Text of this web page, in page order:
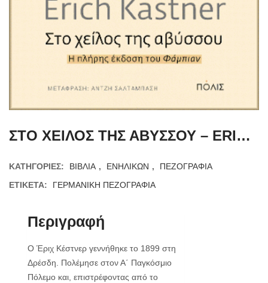
ΣΤΟ ΧΕΙΛΟΣ ΤΗΣ ΑΒΥΣΣΟΥ – ERICH KASTNER
ΚΑΤΗΓΟΡΊΕΣ: ΒΙΒΛΙΑ , ΕΝΗΛΙΚΩΝ ,
ΠΕΖΟΓΡΑΦΙΑ
ΕΤΙΚΈΤΑ:
ΓΕΡΜΑΝΙΚΗ ΠΕΖΟΓΡΑΦΙΑ
Περιγραφή
Ο Έριχ Κέστνερ γεννήθηκε το 1899 στη
Δρέσδη. Πολέμησε στον Α΄ Παγκόσμιο
Πόλεμο και, επιστρέφοντας από το